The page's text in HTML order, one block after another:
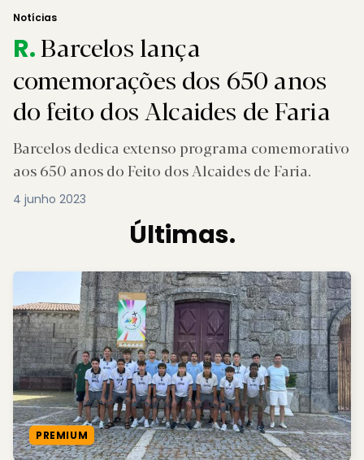
Notícias
R.Barcelos lança
comemorações dos 650 anos
do feito dos Alcaides de Faria
Barcelos dedica extenso programa comemorativo
aos 650 anos do Feito dos Alcaides de Faria.
4 junho 2023
Últimas.
PREMIUM